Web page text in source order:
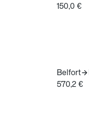
150,0 €
Belfort
570,2 €